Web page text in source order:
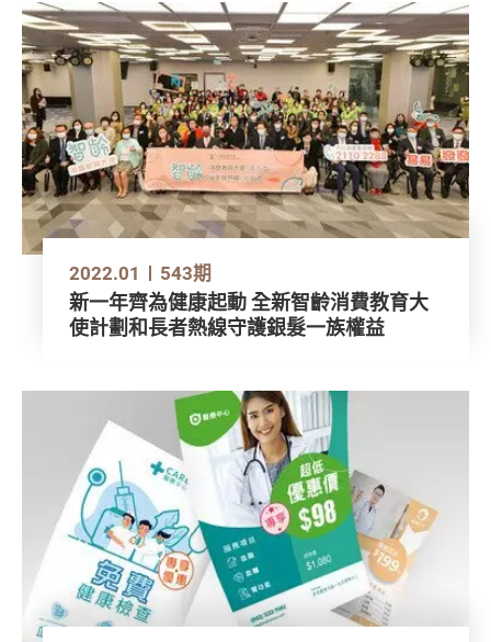
2022.01 543期
新一年齊為健康起動 全新智齡消費教育大
使計劃和長者熱線守護銀髮一族權益